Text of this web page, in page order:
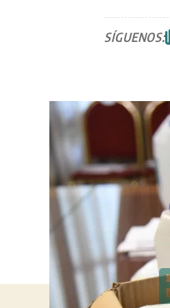
SÍGUENOS: